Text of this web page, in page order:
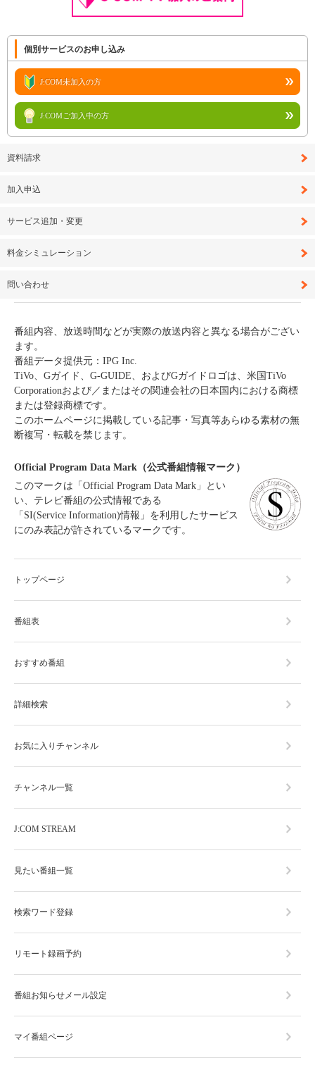
個別サービスのお申し込み
J:COM未加入の方
J:COMご加入中の方
資料請求
加入申込
サービス追加・変更
料金シミュレーション
問い合わせ
番組内容、放送時間などが実際の放送内容と異なる場合がござい
ます。
番組データ提供元：IPG Inc.
TiVo、Gガイド、G-GUIDE、およびGガイドロゴは、米国TiVo
Corporationおよび／またはその関連会社の日本国内における商標
または登録商標です。
このホームページに掲載している記事・写真等あらゆる素材の無
断複写・転載を禁じます。
Official Program Data Mark（公式番組情報マーク）
このマークは「Official Program Data Mark」とい
い、テレビ番組の公式情報である
「SI(Service Information)情報」を利用したサービス
にのみ表記が許されているマークです。
トップページ
番組表
おすすめ番組
詳細検索
お気に入りチャンネル
チャンネル一覧
J:COM STREAM
見たい番組一覧
検索ワード登録
リモート録画予約
番組お知らせメール設定
マイ番組ページ